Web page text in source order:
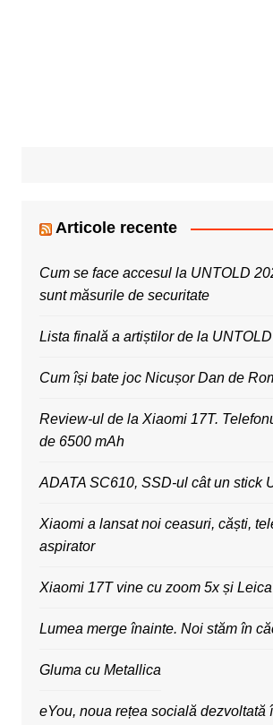
Articole recente
Cum se face accesul la UNTOLD
sunt măsurile de securitate
Lista finală a artiștilor de la
Cum își bate joc Nicușor Dan de
Review-ul de la Xiaomi 17T.
de 6500 mAh
ADATA SC610, SSD-ul cât un stick
Xiaomi a lansat noi ceasuri, căști,
aspirator
Xiaomi 17T vine cu zoom 5x și
Lumea merge înainte. Noi stăm în
Gluma cu Metallica
eYou, noua rețea socială dezvoltată